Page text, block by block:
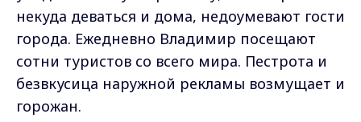
некуда деваться и дома, недоумевают гости
города. Ежедневно Владимир посещают
сотни туристов со всего мира. Пестрота и
безвкусица наружной рекламы возмущает и
горожан.